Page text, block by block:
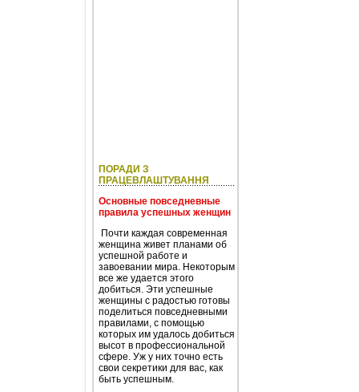
ПОРАДИ З
ПРАЦЕВЛАШТУВАННЯ
Основные повседневные
правила успешных женщин
Почти каждая современная
женщина живет планами об
успешной работе и
завоевании мира. Некоторым
все же удается этого
добиться. Эти успешные
женщины с радостью готовы
поделиться повседневными
правилами, с помощью
которых им удалось добиться
высот в профессиональной
сфере. Уж у них точно есть
свои секретики для вас, как
быть успешным.